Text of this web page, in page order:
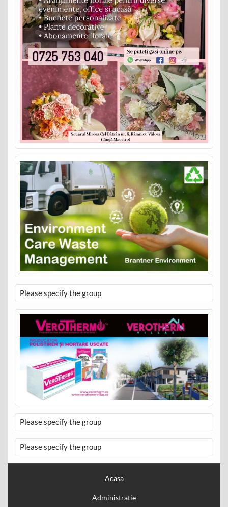
Please specify the group
Please specify the group
Please specify the group
Acasa
Administratie